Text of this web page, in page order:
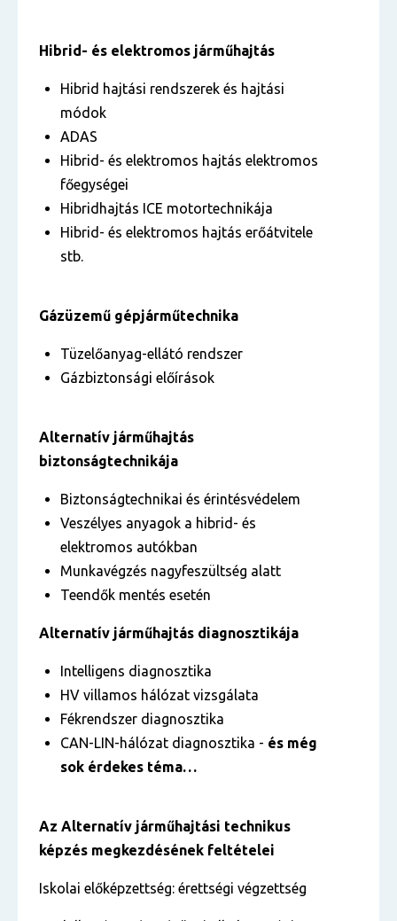
Hibrid- és elektromos járműhajtás
Hibrid hajtási rendszerek és hajtási
módok
ADAS
Hibrid- és elektromos hajtás elektromos
főegységei
Hibridhajtás ICE motortechnikája
Hibrid- és elektromos hajtás erőátvitele
stb.
Gázüzemű gépjárműtechnika
Tüzelőanyag-ellátó rendszer
Gázbiztonsági előírások
Alternatív járműhajtás
biztonságtechnikája
Biztonságtechnikai és érintésvédelem
Veszélyes anyagok a hibrid- és
elektromos autókban
Munkavégzés nagyfeszültség alatt
Teendők mentés esetén
Alternatív járműhajtás diagnosztikája
Intelligens diagnosztika
HV villamos hálózat vizsgálata
Fékrendszer diagnosztika
CAN-LIN-hálózat diagnosztika - és még
sok érdekes téma…
Az Alternatív járműhajtási technikus
képzés megkezdésének feltételei
Iskolai előképzettség: érettségi végzettség